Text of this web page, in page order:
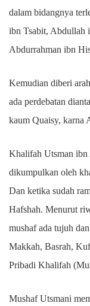
dalam bidangnya
ibn Tsabit, Abdullah
Abdurrahman ibn
Kemudian diberi
ada perdebatan
kaum Quaisy, karna
Khalifah Utsman ibn
dikumpulkan oleh
Dan ketika sudah
Hafshah. Menurut
mushaf ada tujuh
Makkah, Basrah,
Pribadi Khalifah
Mushaf Utsmani